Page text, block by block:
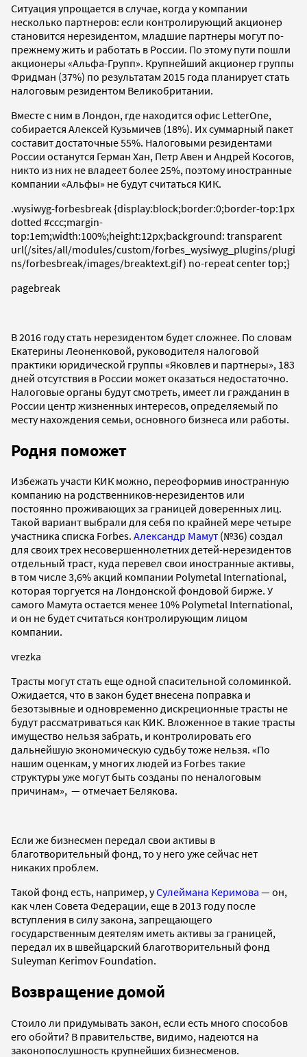
Ситуация упрощается в случае, когда у компании
несколько партнеров: если контролирующий акционер
становится нерезидентом, младшие партнеры могут по-
прежнему жить и работать в России. По этому пути пошли
акционеры «Альфа-Групп». Крупнейший акционер группы
Фридман (37%) по результатам 2015 года планирует стать
налоговым резидентом Великобритании.
Вместе с ним в Лондон, где находится офис LetterOne,
собирается Алексей Кузьмичев (18%). Их суммарный пакет
составит достаточные 55%. Налоговыми резидентами
России останутся Герман Хан, Петр Авен и Андрей Косогов,
никто из них не владеет более 25%, поэтому иностранные
компании «Альфы» не будут считаться КИК.
.wysiwyg-forbesbreak {display:block;border:0;border-top:1px
dotted #ccc;margin-
top:1em;width:100%;height:12px;background: transparent
url(/sites/all/modules/custom/forbes_wysiwyg_plugins/plugi
ns/forbesbreak/images/breaktext.gif) no-repeat center top;}
pagebreak
В 2016 году стать нерезидентом будет сложнее. По словам
Екатерины Леоненковой, руководителя налоговой
практики юридической группы «Яковлев и партнеры», 183
дней отсутствия в России может оказаться недостаточно.
Налоговые органы будут смотреть, имеет ли гражданин в
России центр жизненных интересов, определяемый по
месту нахождения семьи, основного бизнеса или работы.
Родня поможет
Избежать участи КИК можно, переоформив иностранную
компанию на родственников-нерезидентов или
постоянно проживающих за границей доверенных лиц.
Такой вариант выбрали для себя по крайней мере четыре
участника списка Forbes. Александр Мамут (№36) создал
для своих трех несовершеннолетних детей-нерезидентов
отдельный траст, куда перевел свои иностранные активы,
в том числе 3,6% акций компании Polymetal International,
которая торгуется на Лондонской фондовой бирже. У
самого Мамута остается менее 10% Polymetal International,
и он не будет считаться контролирующим лицом
компании.
vrezka
Трасты могут стать еще одной спасительной соломинкой.
Ожидается, что в закон будет внесена поправка и
безотзывные и одновременно дискреционные трасты не
будут рассматриваться как КИК. Вложенное в такие трасты
имущество нельзя забрать, и контролировать его
дальнейшую экономическую судьбу тоже нельзя. «По
нашим оценкам, у многих людей из Forbes такие
структуры уже могут быть созданы по неналоговым
причинам», — отмечает Белякова.
Если же бизнесмен передал свои активы в
благотворительный фонд, то у него уже сейчас нет
никаких проблем.
Такой фонд есть, например, уСулеймана Керимова — он,
как член Совета Федерации, еще в 2013 году после
вступления в силу закона, запрещающего
государственным деятелям иметь активы за границей,
передал их в швейцарский благотворительный фонд
Suleyman Kerimov Foundation.
Возвращение домой
Стоило ли придумывать закон, если есть много способов
его обойти? В правительстве, видимо, надеются на
законопослушность крупнейших бизнесменов.